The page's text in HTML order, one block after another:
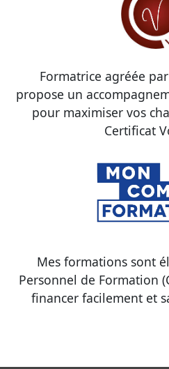
Formatrice agréée
propose un
pour maximiser vos
Certificat
Mes formations sont
Personnel de Formation
financer facilement et